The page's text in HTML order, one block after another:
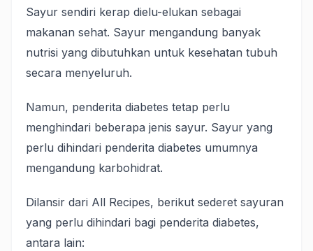
Sayur sendiri kerap dielu-elukan sebagai
makanan sehat. Sayur mengandung banyak
nutrisi yang dibutuhkan untuk kesehatan tubuh
secara menyeluruh.
Namun, penderita diabetes tetap perlu
menghindari beberapa jenis sayur. Sayur yang
perlu dihindari penderita diabetes umumnya
mengandung karbohidrat.
Dilansir dari All Recipes, berikut sederet sayuran
yang perlu dihindari bagi penderita diabetes,
antara lain: